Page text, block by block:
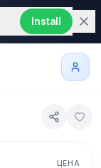
Install
ЦЕНА